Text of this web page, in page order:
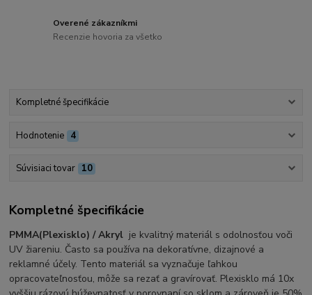
Overené zákazníkmi
Recenzie hovoria za všetko
Kompletné špecifikácie
Hodnotenie 4
Súvisiaci tovar 10
Kompletné špecifikácie
PMMA(Plexisklo) / Akryl je kvalitný materiál s odolnosťou voči
UV žiareniu. Často sa používa na dekoratívne, dizajnové a
reklamné účely. Tento materiál sa vyznačuje ľahkou
opracovateľnosťou, môže sa rezať a gravírovať. Plexisklo má 10x